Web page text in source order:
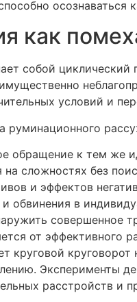
как
собой
условий и
руминационного
обращение к тем же
на сложностях без
и эффектов
обвинения в
совершенное
от эффективного
круговой
Эксперименты
расстройств и